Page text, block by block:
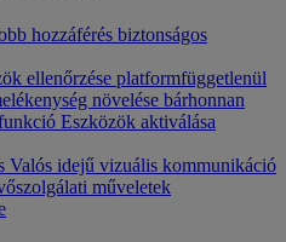
hozzáférés biztonságos
ellenőrzése platformfüggetlenül
növelése bárhonnan
Eszközök aktiválása
Valós idejű vizuális kommunikáció
műveletek